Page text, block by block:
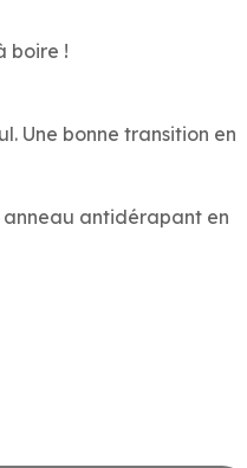
boire !
Une bonne transition en
anneau antidérapant en